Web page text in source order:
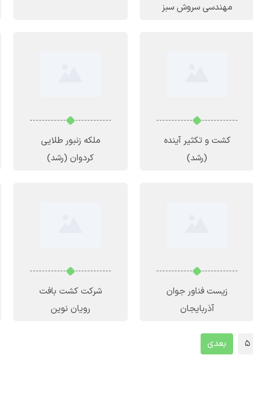
مهندسی سروش سبز
کشت و تکثیر آینده
(رشد)
ملکه زنبور طلایی
کردوان (رشد)
زیست فناور جوان
آذربایجان
شرکت کشت بافت
رویان نوین
5 بعدی